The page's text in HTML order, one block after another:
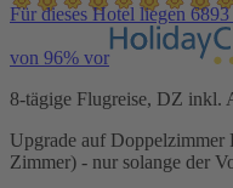
Für dieses Hotel liegen
von 96% vor
8-tägige Flugreise, DZ inkl.
Upgrade auf Doppelzimmer
Zimmer) - nur solange der